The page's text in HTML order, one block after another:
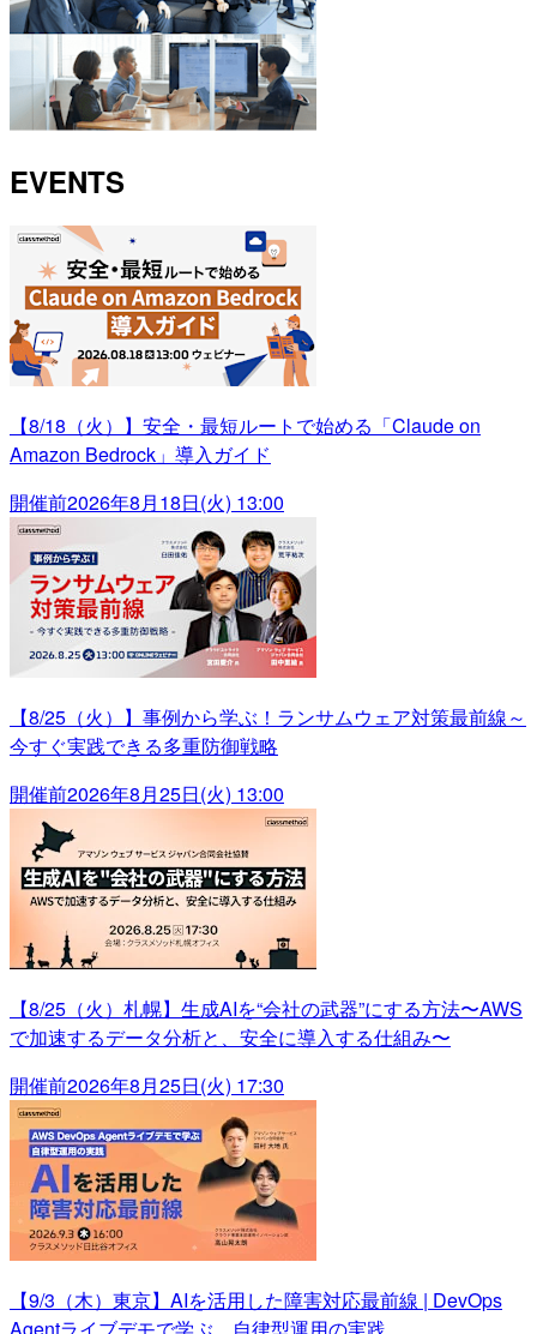
EVENTS
【8/18（火）】安全・最短ルートで始める「Claude on
Amazon Bedrock」導入ガイド
開催前2026年8月18日(火) 13:00
【8/25（火）】事例から学ぶ！ランサムウェア対策最前線～
今すぐ実践できる多重防御戦略
開催前2026年8月25日(火) 13:00
【8/25（火）札幌】生成AIを“会社の武器”にする方法〜AWS
で加速するデータ分析と、安全に導入する仕組み〜
開催前2026年8月25日(火) 17:30
【9/3（木）東京】AIを活用した障害対応最前線 | DevOps